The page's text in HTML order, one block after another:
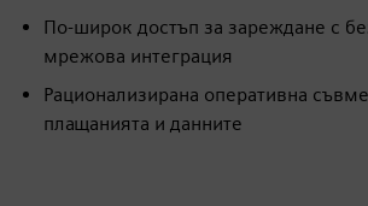
По-широк достъп за зареждане с
мрежова интеграция
Рационализирана оперативна
плащанията и данните